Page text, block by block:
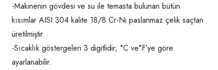
-Makinenin gövdesi ve su ile temasta bulunan bütün
kısımlar AISI 304 kalite 18/8 Cr-Ni paslanmaz çelik saçtan
üretilmiştir.
-Sıcaklık göstergeleri 3 digitlidir; °C ve°F’ye göre
ayarlanabilir.